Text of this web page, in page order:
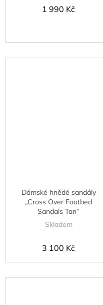
1 990 Kč
Dámské hnědé sandály
„Cross Over Footbed
Sandals Tan“
Skladem
3 100 Kč